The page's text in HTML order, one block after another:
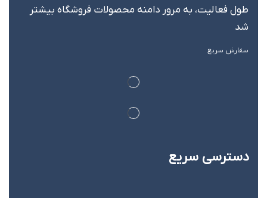
طول فعالیت، به مرور دامنه محصولات فروشگاه بیشتر
شد
سفارش سریع
دسترسی سریع